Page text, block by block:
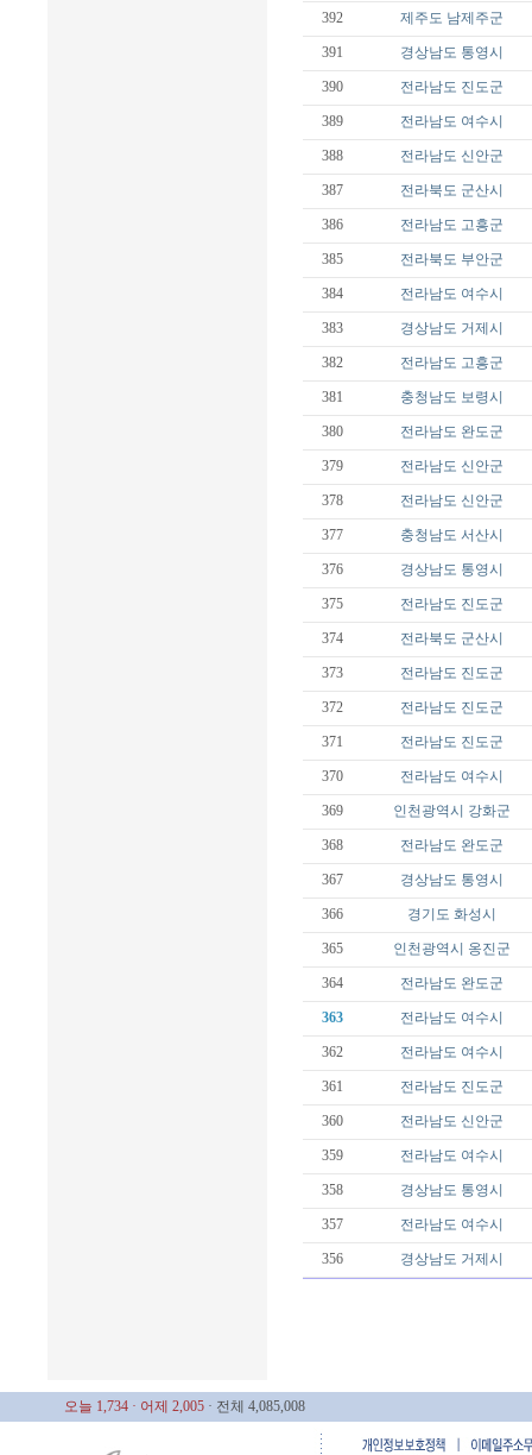
392 제주도 남제주군
391 경상남도 통영시
390 전라남도 진도군
389 전라남도 여수시
388 전라남도 신안군
387 전라북도 군산시
386 전라남도 고흥군
385 전라북도 부안군
384 전라남도 여수시
383 경상남도 거제시
382 전라남도 고흥군
381 충청남도 보령시
380 전라남도 완도군
379 전라남도 신안군
378 전라남도 신안군
377 충청남도 서산시
376 경상남도 통영시
375 전라남도 진도군
374 전라북도 군산시
373 전라남도 진도군
372 전라남도 진도군
371 전라남도 진도군
370 전라남도 여수시
369 인천광역시 강화군
368 전라남도 완도군
367 경상남도 통영시
366 경기도 화성시
365 인천광역시 옹진군
364 전라남도 완도군
363 전라남도 여수시
362 전라남도 여수시
361 전라남도 진도군
360 전라남도 신안군
359 전라남도 여수시
358 경상남도 통영시
357 전라남도 여수시
356 경상남도 거제시
오늘 1,734 · 어제 2,005 · 전체 4,085,008